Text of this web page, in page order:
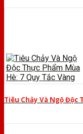
Tiêu Chảy Và Ngộ Độc